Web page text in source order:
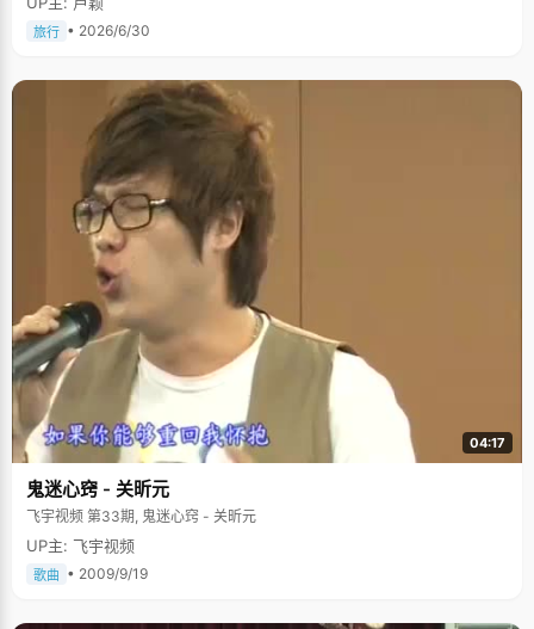
旅行 • 2026/6/30
04:17
鬼迷心窍 - 关昕元
飞宇视频 第33期, 鬼迷心窍 - 关昕元
UP主: 飞宇视频
歌曲 • 2009/9/19